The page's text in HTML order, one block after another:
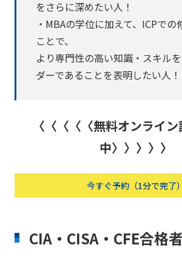
をさらに深めたい人！
・MBAの学位に加えて、ICPでの
ことで、
より専門性の高い知識・スキル
ダーであることを表明したい人！
〈〈〈〈〈無料オンライ
中〉〉〉〉〉
今すぐ予約（1分で完了）
CIA・CISA・CFE合格